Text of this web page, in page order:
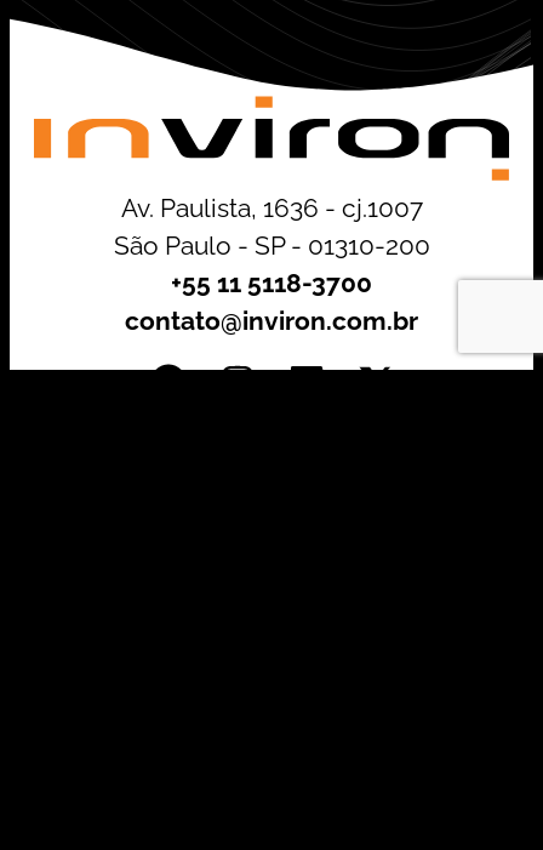
Av. Paulista, 1636 - cj.1007
São Paulo - SP - 01310-200
+55 11 5118-3700
contato@inviron.com.br